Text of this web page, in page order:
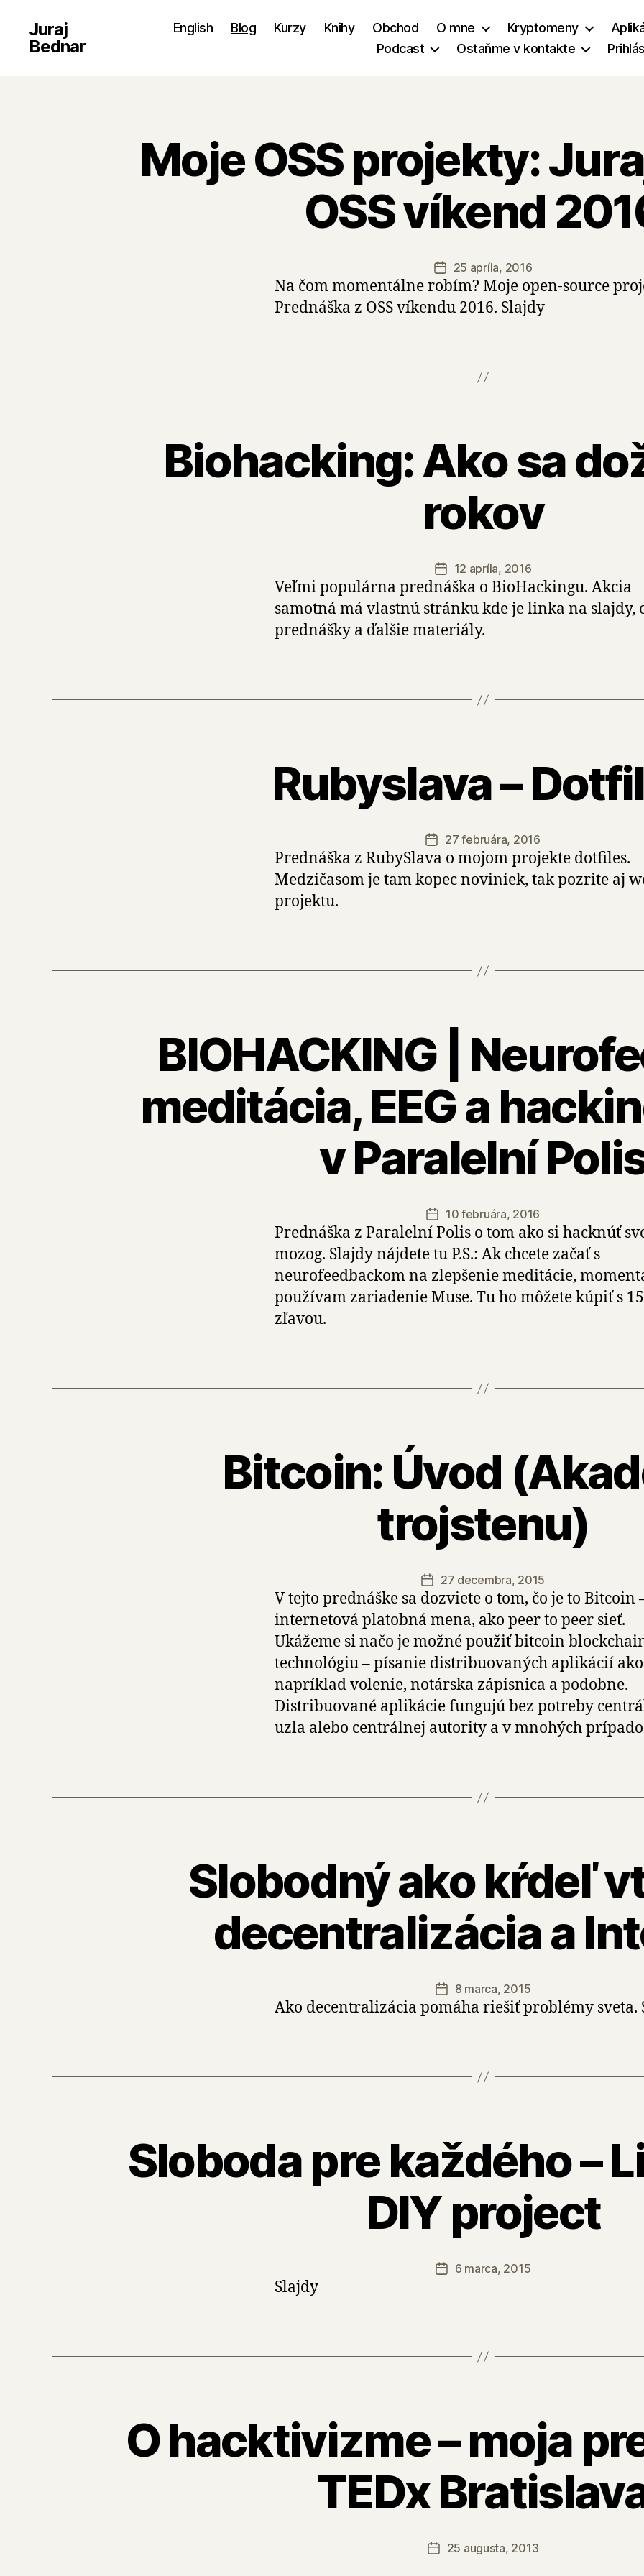
Juraj
Bednar
English Blog Kurzy Knihy Obchod O mne Kryptomeny
Podcast
Ostaňme v kontakte
Moje OSS projekty:
OSS víkend
Dátum
článku
25 apríla, 2016
Na čom momentálne robím? Moje open-source
Prednáška z OSS víkendu 2016. Slajdy
Biohacking: Ako sa
rokov
Dátum
článku
12 apríla, 2016
Veľmi populárna prednáška o BioHackingu. Akcia
samotná má vlastnú stránku kde je linka na slajdy,
prednášky a ďalšie materiály.
Rubyslava –
Dátum
článku
27 februára, 2016
Prednáška z RubySlava o mojom projekte dotfiles.
Medzičasom je tam kopec noviniek, tak pozrite aj
projektu.
BIOHACKING |
meditácia, EEG a
v Paralelní
Dátum
článku
10 februára, 2016
Prednáška z Paralelní Polis o tom ako si hacknúť
mozog. Slajdy nájdete tu P.S.: Ak chcete začať s
neurofeedbackom na zlepšenie meditácie,
používam zariadenie Muse. Tu ho môžete kúpiť s
zľavou.
Bitcoin: Úvod
trojstenu)
Dátum
článku
27 decembra, 2015
V tejto prednáške sa dozviete o tom, čo je to Bitcoin
internetová platobná mena, ako peer to peer sieť.
Ukážeme si načo je možné použiť bitcoin
technológiu – písanie distribuovaných aplikácií ako
napríklad volenie, notárska zápisnica a podobne.
Distribuované aplikácie fungujú bez potreby
uzla alebo centrálnej autority a v mnohých
Slobodný ako kŕdeľ
decentralizácia a
Dátum
článku
8 marca, 2015
Ako decentralizácia pomáha riešiť problémy sveta.
Sloboda pre každého –
DIY project
Dátum
6 marca, 2015
Slajdy
O hacktivizme – moja
TEDx
Dátum
25 augusta, 2013